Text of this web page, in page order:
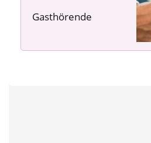
Gasthörende